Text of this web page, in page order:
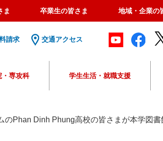
ま 卒業生の皆さま 地域・企業の
請求 交通アクセス
o
・専攻科 学生生活・就職支援
のPhan Dinh Phung高校の皆さまが本学図書